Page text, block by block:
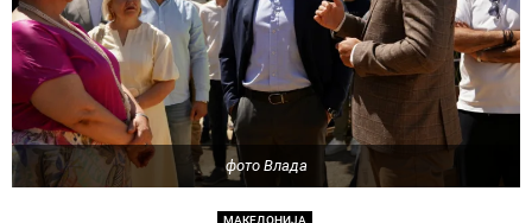
фото Влада